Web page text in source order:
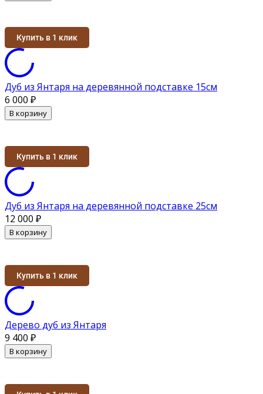
Купить в 1 клик
Дуб из Янтаря на деревянной подставке 15см
6 000 ₽
В корзину
Купить в 1 клик
Дуб из Янтаря на деревянной подставке 25см
12 000 ₽
В корзину
Купить в 1 клик
Дерево дуб из Янтаря
9 400 ₽
В корзину